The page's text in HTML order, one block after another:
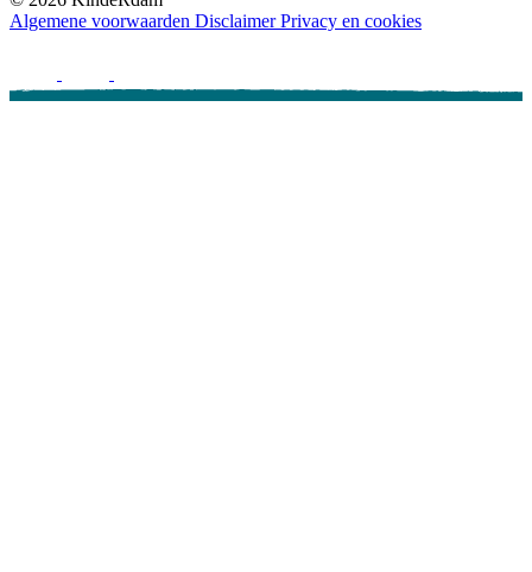
Algemene voorwaarden Disclaimer Privacy en cookies